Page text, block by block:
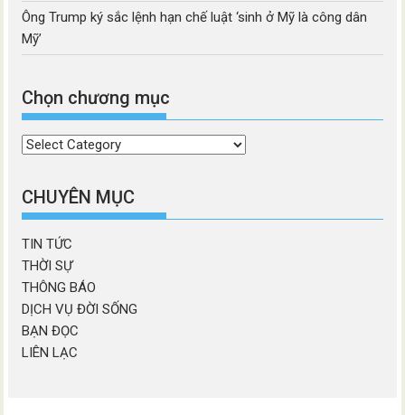
Ông Trump ký sắc lệnh hạn chế luật ‘sinh ở Mỹ là công dân
Mỹ’
Chọn chương mục
Chọn
mục
CHUYÊN MỤC
TIN TỨC
THỜI SỰ
THÔNG BÁO
DỊCH VỤ ĐỜI SỐNG
BẠN ĐỌC
LIÊN LẠC